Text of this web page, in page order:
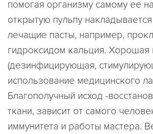
помогая организму самому ее
открытую пульпу
лечащие пасты, например,
гидроксидом кальция.
(дезинфицирующая,
использование медицинского
Благополучный исход -
ткани, зависит от самого
иммунитета и работы мастера.